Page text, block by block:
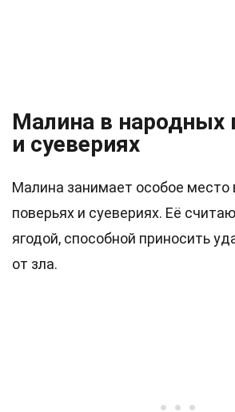
Малина в народных
и суевериях
Малина занимает особое место
поверьях и суевериях. Её
ягодой, способной приносить
от зла.